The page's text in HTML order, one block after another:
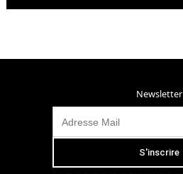
Newsletter